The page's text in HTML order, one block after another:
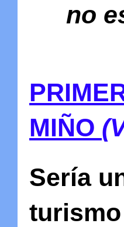
no
MIÑO
Sería